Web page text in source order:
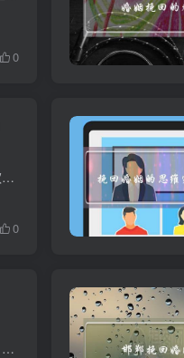
0
在爱情中，女人大部分都是缺乏安全感的，总喜欢疑神疑鬼，导致彼此的关系变得紧张。很多女人付出了全部，但是得到的不是对方的喜爱，甚至让男人更加厌烦自己。那么，当女人在遇到情感问题的时候...
0
其实在婚姻当中，夫妻之间是很容易产生矛盾的，一旦其中一方有一点不愉快，那夫妻之间句会产生矛盾了。但是小吵怡情，大吵伤身。如果夫妻之间经常发生争吵，那夫妻之间就会出现很多的问题了。而...